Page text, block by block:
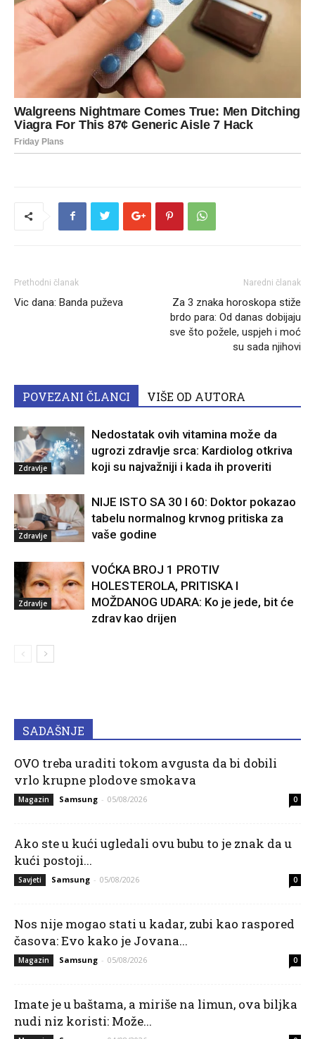
Prethodni članak
Vic dana: Banda puževa
Naredni članak
Za 3 znaka horoskopa stiže
brdo para: Od danas dobijaju
sve što požele, uspjeh i moć
su sada njihovi
POVEZANI ČLANCI VIŠE OD AUTORA
Zdravlje
Nedostatak ovih vitamina može da
ugrozi zdravlje srca: Kardiolog otkriva
koji su najvažniji i kada ih proveriti
Zdravlje
NIJE ISTO SA 30 I 60: Doktor pokazao
tabelu normalnog krvnog pritiska za
vaše godine
Zdravlje
VOĆKA BROJ 1 PROTIV
HOLESTEROLA, PRITISKA I
MOŽDANOG UDARA: Ko je jede, bit će
zdrav kao drijen
SADAŠNJE
OVO treba uraditi tokom avgusta da bi dobili
vrlo krupne plodove smokava
Magazin Samsung - 05/08/2026 0
Ako ste u kući ugledali ovu bubu to je znak da u
kući postoji...
Savjeti Samsung - 05/08/2026 0
Nos nije mogao stati u kadar, zubi kao raspored
časova: Evo kako je Jovana...
Magazin Samsung - 05/08/2026 0
Imate je u baštama, a miriše na limun, ova biljka
nudi niz koristi: Može...